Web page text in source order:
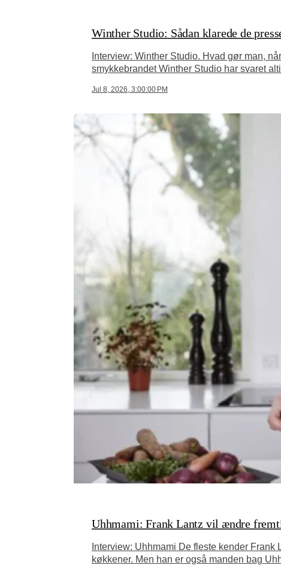
Winther Studio: Sådan klarede de
Interview: Winther Studio. Hvad gør man,
smykkebrandet Winther Studio har svaret
Jul 8, 2026, 3:00:00 PM
Uhhmami: Frank Lantz vil ændre
Interview: Uhhmami De fleste kender
køkkener. Men han er også manden bag